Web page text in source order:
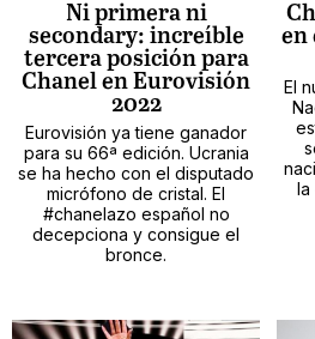
Ni primera ni
secondary: increíble
tercera posición para
Chanel en Eurovisión
2022
Eurovisión ya tiene ganador
para su 66ª edición. Ucrania
se ha hecho con el disputado
micrófono de cristal. El
#chanelazo español no
decepciona y consigue el
bronce.
en
El
la